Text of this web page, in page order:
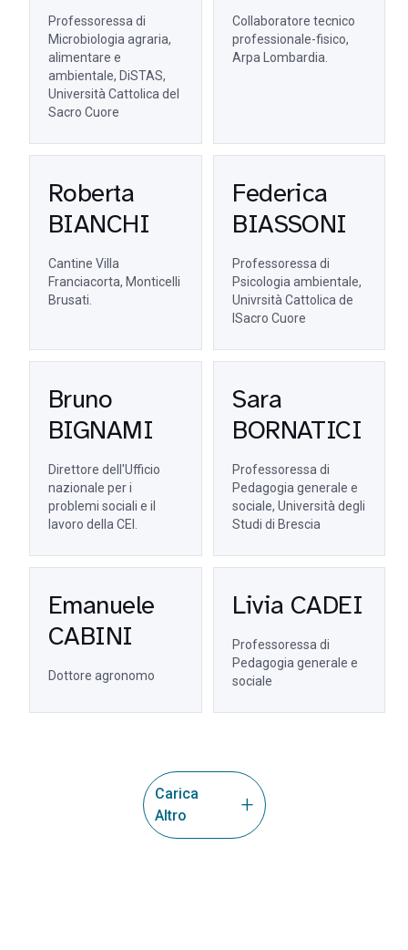
Professoressa di
Microbiologia agraria,
alimentare e
ambientale, DiSTAS,
Università Cattolica del
Sacro Cuore
Collaboratore tecnico
professionale-fisico,
Arpa Lombardia.
Roberta
BIANCHI
Cantine Villa
Franciacorta, Monticelli
Brusati.
Federica
BIASSONI
Professoressa di
Psicologia ambientale,
Univrsità Cattolica de
lSacro Cuore
Bruno
BIGNAMI
Direttore dell'Ufficio
nazionale per i
problemi sociali e il
lavoro della CEI.
Sara
BORNATICI
Professoressa di
Pedagogia generale e
sociale, Università degli
Studi di Brescia
Emanuele
CABINI
Dottore agronomo
Livia CADEI
Professoressa di
Pedagogia generale e
sociale
Carica
Altro